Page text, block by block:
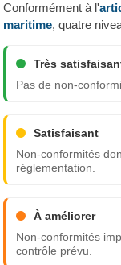
Conformément à l'
maritime, quatre
Très
Pas de non-
Satisfaisant
Non-conformités
réglementation.
À améliorer
Non-conformités
contrôle prévu.